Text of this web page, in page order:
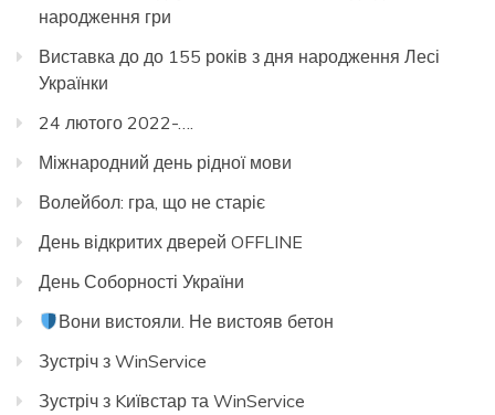
народження гри
Виставка до до 155 років з дня народження Лесі
Українки
24 лютого 2022-….
Міжнародний день рідної мови
Волейбол: гра, що не старіє
День відкритих дверей OFFLINE
День Соборності України
Вони вистояли. Не вистояв бетон
Зустріч з WinService
Зустріч з Kиївстар та WinService